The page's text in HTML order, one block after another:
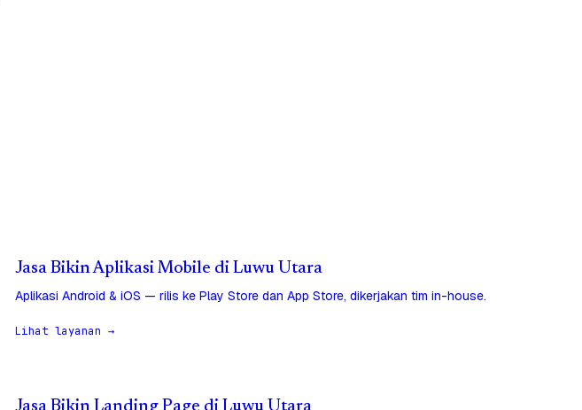
Jasa Bikin Aplikasi Mobile di Luwu Utara
Aplikasi Android & iOS — rilis ke Play Store dan App Store, dikerjakan tim in-house.
Lihat layanan →